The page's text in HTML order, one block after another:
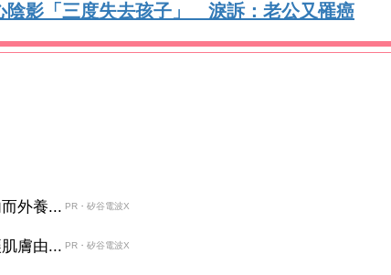
陰影「三度失去孩子」 淚訴：老公又罹癌
外養... PR・矽谷電波X
膚由... PR・矽谷電波X